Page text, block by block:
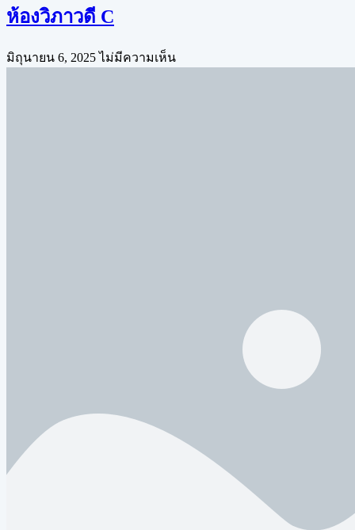
ห้องวิภาวดี C
มิถุนายน 6, 2025ไม่มีความเห็น